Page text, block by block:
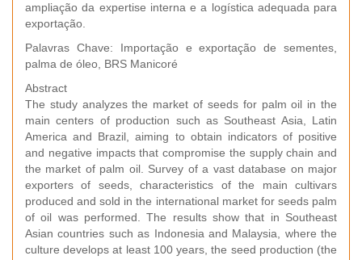
ampliação da expertise interna e a logística adequada para
exportação.
Palavras Chave: Importação e exportação de sementes,
palma de óleo, BRS Manicoré
Abstract
The study analyzes the market of seeds for palm oil in the
main centers of production such as Southeast Asia, Latin
America and Brazil, aiming to obtain indicators of positive
and negative impacts that compromise the supply chain and
the market of palm oil. Survey of a vast database on major
exporters of seeds, characteristics of the main cultivars
produced and sold in the international market for seeds palm
of oil was performed. The results show that in Southeast
Asian countries such as Indonesia and Malaysia, where the
culture develops at least 100 years, the seed production (the